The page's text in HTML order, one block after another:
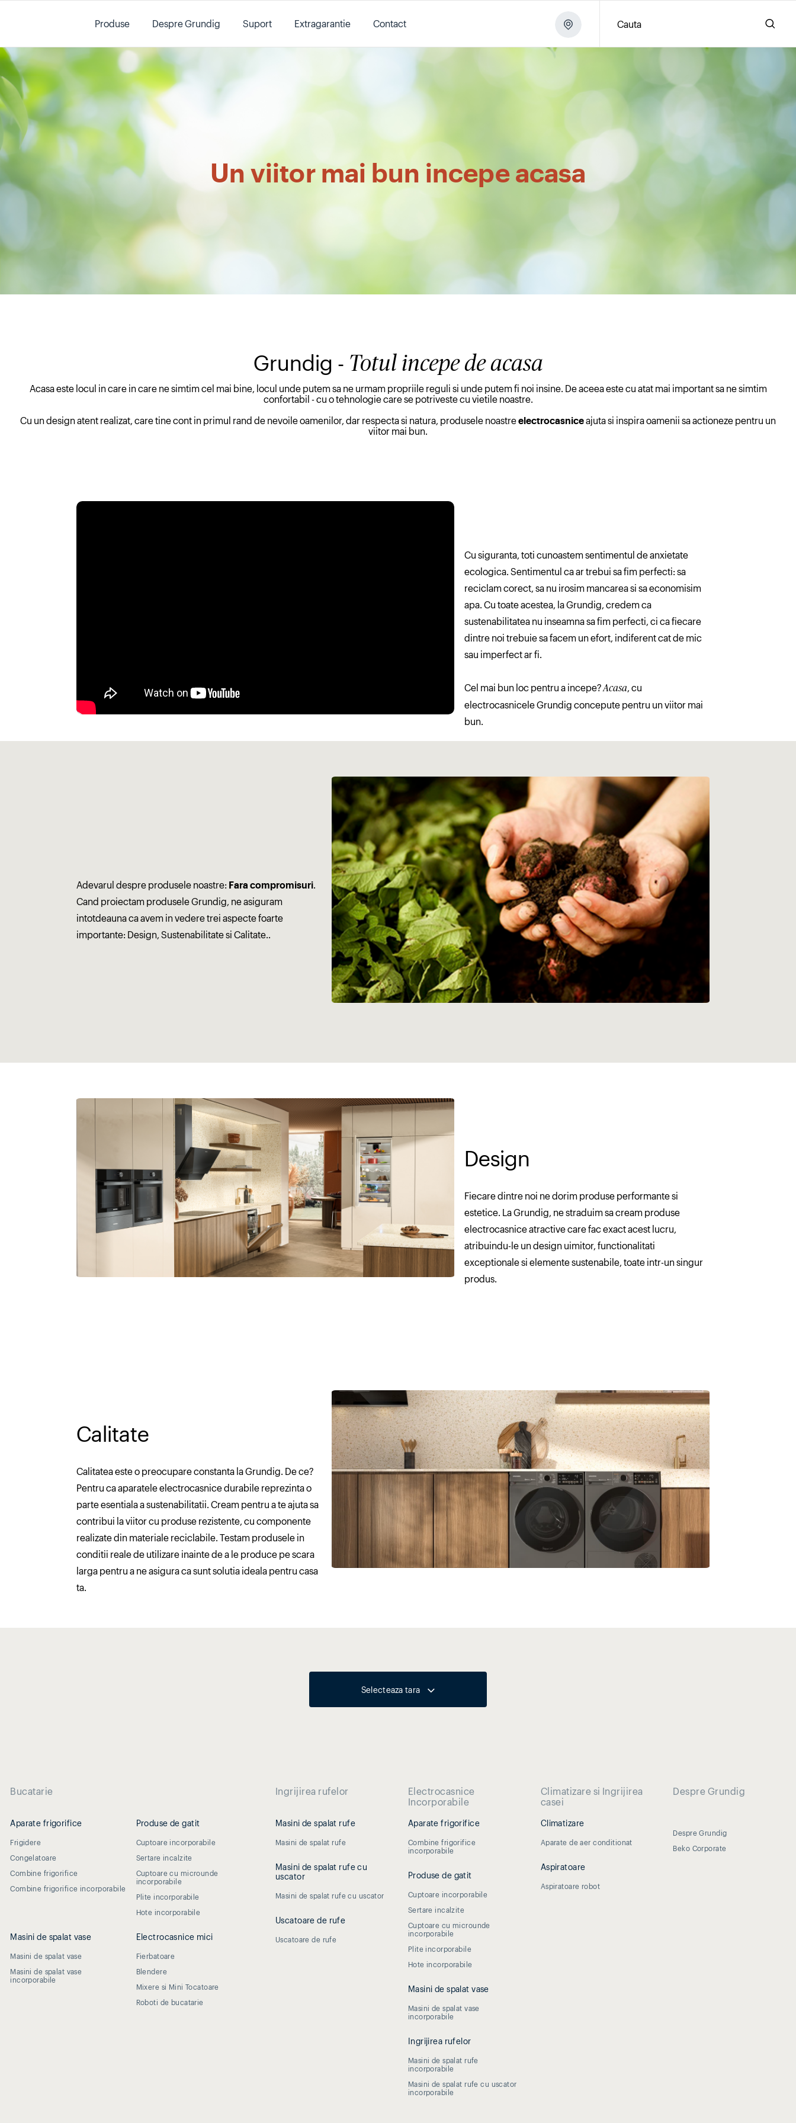
Main content starts here
Produse
Despre Grundig Suport Extragarantie Contact Cauta
Un viitor mai bun incepe acasa
Grundig - Totul incepe de acasa
Acasa este locul in care in care ne simtim cel mai bine, locul unde putem sa ne urmam propriile reguli si unde putem fi noi insine. De aceea este cu atat mai important sa ne simtim
confortabil - cu o tehnologie care se potriveste cu vietile noastre.
Cu un design atent realizat, care tine cont in primul rand de nevoile oamenilor, dar respecta si natura, produsele noastreelectrocasniceajuta si inspira oamenii sa actioneze pentru un
viitor mai bun.
Cu siguranta, toti cunoastem sentimentul de anxietate
ecologica. Sentimentul ca ar trebui sa fim perfecti: sa
reciclam corect, sa nu irosim mancarea si sa economisim
apa. Cu toate acestea, la Grundig, credem ca
sustenabilitatea nu inseamna sa fim perfecti, ci ca fiecare
dintre noi trebuie sa facem un efort, indiferent cat de mic
sau imperfect ar fi.
Cel mai bun loc pentru a incepe?Acasa, cu
electrocasnicele Grundig concepute pentru un viitor mai
bun.
Adevarul despre produsele noastre: Fara compromisuri.
Cand proiectam produsele Grundig, ne asiguram
intotdeauna ca avem in vedere trei aspecte foarte
importante: Design, Sustenabilitate si Calitate..
Design
Fiecare dintre noi ne dorim produse performante si
estetice. La Grundig, ne straduim sa cream produse
electrocasnice atractive care fac exact acest lucru,
atribuindu-le un design uimitor, functionalitati
exceptionale si elemente sustenabile, toate intr-un singur
produs.
Calitate
Calitatea este o preocupare constanta la Grundig. De ce?
Pentru ca aparatele electrocasnice durabile reprezinta o
parte esentiala a sustenabilitatii. Cream pentru a te ajuta sa
contribui la viitor cu produse rezistente, cu componente
realizate din materiale reciclabile. Testam produsele in
conditii reale de utilizare inainte de a le produce pe scara
larga pentru a ne asigura ca sunt solutia ideala pentru casa
ta.
Selecteaza tara
Bucatarie
Aparate frigorifice
Frigidere
Congelatoare
Combine frigorifice
Combine frigorifice incorporabile
Produse de gatit
Cuptoare incorporabile
Sertare incalzite
Cuptoare cu microunde
incorporabile
Plite incorporabile
Hote incorporabile
Masini de spalat vase
Masini de spalat vase
Masini de spalat vase
incorporabile
Electrocasnice mici
Fierbatoare
Blendere
Mixere si Mini Tocatoare
Roboti de bucatarie
Ingrijirea rufelor
Masini de spalat rufe
Masini de spalat rufe
Masini de spalat rufe cu
uscator
Masini de spalat rufe cu uscator
Uscatoare de rufe
Uscatoare de rufe
Electrocasnice
Incorporabile
Aparate frigorifice
Combine frigorifice
incorporabile
Produse de gatit
Cuptoare incorporabile
Sertare incalzite
Cuptoare cu microunde
incorporabile
Plite incorporabile
Hote incorporabile
Masini de spalat vase
Masini de spalat vase
incorporabile
Ingrijirea rufelor
Masini de spalat rufe
incorporabile
Masini de spalat rufe cu uscator
incorporabile
Climatizare si Ingrijirea
casei
Climatizare
Aparate de aer conditionat
Aspiratoare
Aspiratoare robot
Despre Grundig
Despre Grundig
Beko Corporate